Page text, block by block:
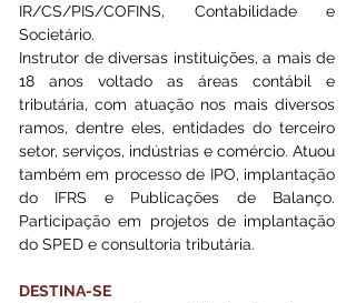
IR/CS/PIS/COFINS, Contabilidade e
Societário.
Instrutor de diversas instituições, a mais de
18 anos voltado as áreas contábil e
tributária, com atuação nos mais diversos
ramos, dentre eles, entidades do terceiro
setor, serviços, indústrias e comércio. Atuou
também em processo de IPO, implantação
do IFRS e Publicações de Balanço.
Participação em projetos de implantação
do SPED e consultoria tributária.
DESTINA-SE